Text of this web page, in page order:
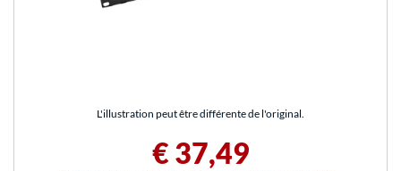
L'illustration peut être différente de l'original.
€ 37,49